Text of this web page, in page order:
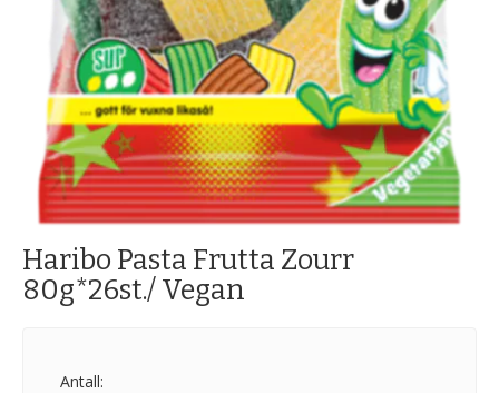
Haribo Pasta Frutta Zourr
80g*26st./ Vegan
Antall: